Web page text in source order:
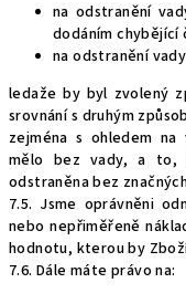
na odstranění
dodáním chybějící
na odstranění
ledaže by byl zvolený
srovnání s druhým
zejména s ohledem
mělo bez vady, a to,
odstraněna bez
7.5. Jsme oprávněni
nebo nepřiměřeně
hodnotu, kterou by
7.6. Dále máte právo na: